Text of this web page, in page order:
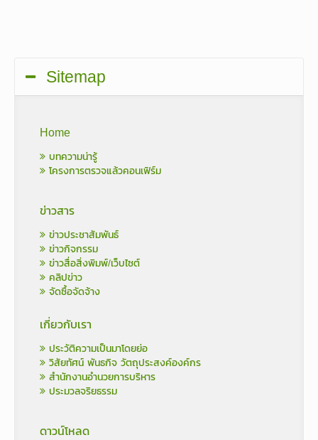
Sitemap
Home
บทความน่ารู้
โครงการตรวจแล้วคอนเฟิร์ม
ข่าวสาร
ข่าวประชาสัมพันธ์
ข่าวกิจกรรม
ข่าวสื่อสิ่งพิมพ์/เว็บไซต์
คลิปข่าว
จัดซื้อจัดจ้าง
เกี่ยวกับเรา
ประวัติความเป็นมาโดยย่อ
วิสัยทัศน์ พันธกิจ วัตถุประสงค์องค์กร
สำนักงานอำนวยการบริหาร
ประมวลจริยธรรม
ดาวน์โหลด